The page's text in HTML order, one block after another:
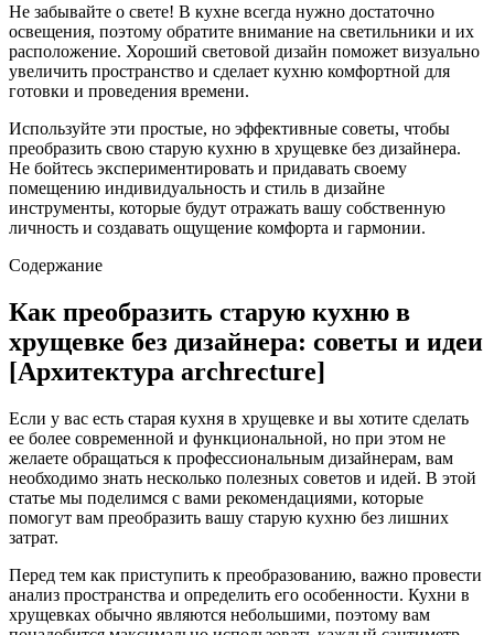
Не забывайте о свете! В кухне всегда нужно достаточно
освещения, поэтому обратите внимание на светильники и их
расположение. Хороший световой дизайн поможет визуально
увеличить пространство и сделает кухню комфортной для
готовки и проведения времени.
Используйте эти простые, но эффективные советы, чтобы
преобразить свою старую кухню в хрущевке без дизайнера.
Не бойтесь экспериментировать и придавать своему
помещению индивидуальность и стиль в дизайне
инструменты, которые будут отражать вашу собственную
личность и создавать ощущение комфорта и гармонии.
Содержание
Как преобразить старую кухню в
хрущевке без дизайнера: советы и идеи
[Архитектура archrecture]
Если у вас есть старая кухня в хрущевке и вы хотите сделать
ее более современной и функциональной, но при этом не
желаете обращаться к профессиональным дизайнерам, вам
необходимо знать несколько полезных советов и идей. В этой
статье мы поделимся с вами рекомендациями, которые
помогут вам преобразить вашу старую кухню без лишних
затрат.
Перед тем как приступить к преобразованию, важно провести
анализ пространства и определить его особенности. Кухни в
хрущевках обычно являются небольшими, поэтому вам